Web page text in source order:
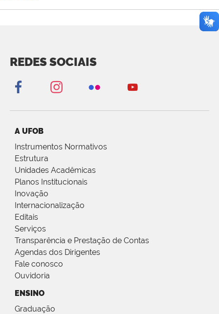
REDES SOCIAIS
A UFOB
Instrumentos Normativos
Estrutura
Unidades Acadêmicas
Planos Institucionais
Inovação
Internacionalização
Editais
Serviços
Transparência e Prestação de Contas
Agendas dos Dirigentes
Fale conosco
Ouvidoria
ENSINO
Graduação